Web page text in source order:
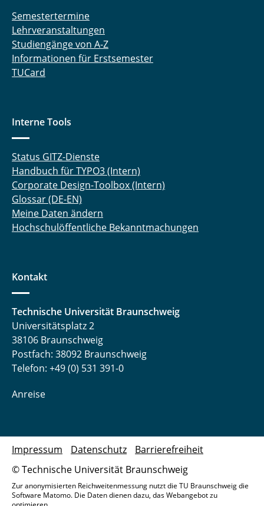
Semestertermine
Lehrveranstaltungen
Studiengänge von A-Z
Informationen für Erstsemester
TUCard
Interne Tools
Status GITZ-Dienste
Handbuch für TYPO3 (Intern)
Corporate Design-Toolbox (Intern)
Glossar (DE-EN)
Meine Daten ändern
Hochschulöffentliche Bekanntmachungen
Kontakt
Technische Universität Braunschweig
Universitätsplatz 2
38106 Braunschweig
Postfach: 38092 Braunschweig
Telefon: +49 (0) 531 391-0
Anreise
© Technische Universität Braunschweig
Impressum Datenschutz Barrierefreiheit
Zur anonymisierten Reichweitenmessung nutzt die TU Braunschweig die
Software Matomo. Die Daten dienen dazu, das Webangebot zu